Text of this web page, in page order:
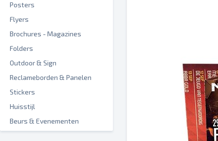
Posters
Flyers
Brochures - Magazines
Folders
Outdoor & Sign
Reclameborden & Panelen
Stickers
Huisstijl
Beurs & Evenementen